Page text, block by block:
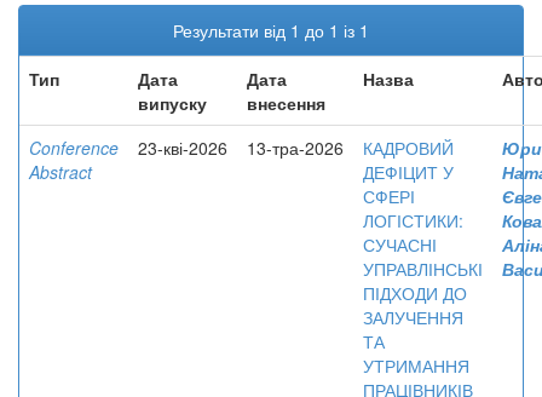
Результати від 1 до 1 із 1
Тип
Дата
випуску
Дата
внесення
Назва
Conference
Abstract
23-кві-2026 13-тра-2026
КАДРОВИЙ
ДЕФІЦИТ У
СФЕРІ
ЛОГІСТИКИ:
СУЧАСНІ
УПРАВЛІНСЬКІ
ПІДХОДИ ДО
ЗАЛУЧЕННЯ
ТА
УТРИМАННЯ
ПРАЦІВНИКІВ